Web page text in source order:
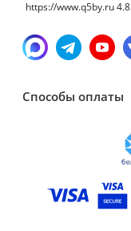
https://www.q5by.ru4.8
Способы оплаты